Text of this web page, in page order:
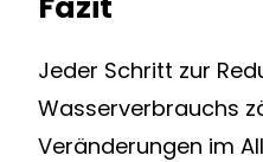
Jeder Schritt zur
Wasserverbrauchs
Veränderungen im